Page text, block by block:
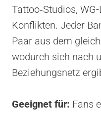
Tattoo‑Studios,
Konflikten. Jeder
Paar aus dem
wodurch sich nach
Beziehungsnetz
Geeignet für: Fans